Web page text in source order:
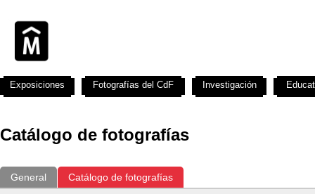
Catálogo de fotografías
General Catálogo de fotografías
Exposiciones Fotografías del CdF Investigación